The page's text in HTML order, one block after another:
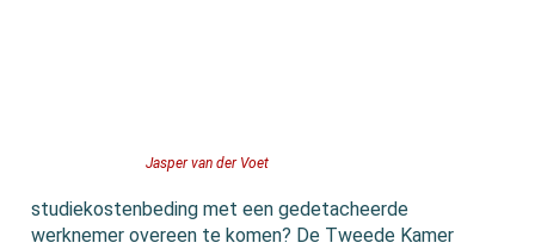
Jasper van der Voet
studiekostenbeding met een gedetacheerde
werknemer overeen te komen? De Tweede Kamer